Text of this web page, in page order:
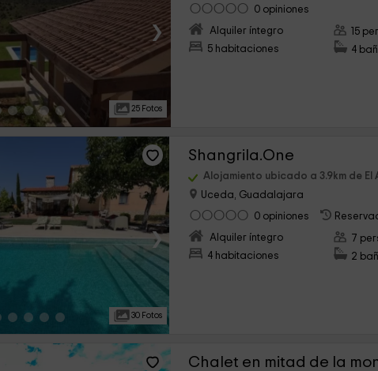
›
25 Fotos
0 opiniones
Alquiler íntegro
5 habitaciones
15
4
›
30 Fotos
Shangrila.One
Alojamiento ubicado a 3.9km de El
Uceda, Guadalajara
0 opiniones
Alquiler íntegro
4 habitaciones
7
2
Chalet en mitad de la